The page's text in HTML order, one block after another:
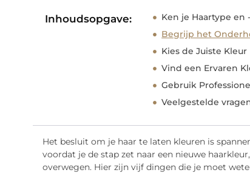
Inhoudsopgave:
Ken je Haartype en
Begrijp het
Kies de Juiste Kleur
Vind een Ervaren
Gebruik
Veelgestelde
Het besluit om je haar te laten kleuren is
voordat je de stap zet naar een nieuwe
overwegen. Hier zijn vijf dingen die je moet